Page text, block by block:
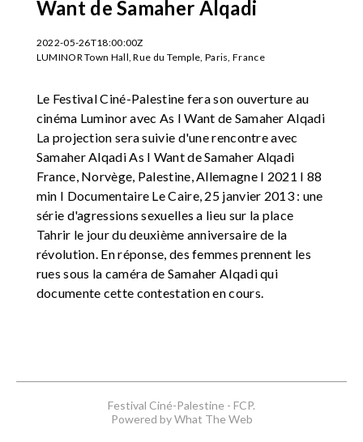
Want de Samaher Alqadi
2022-05-26T18:00:00Z
LUMINOR Town Hall, Rue du Temple, Paris, France
Le Festival Ciné-Palestine fera son ouverture au
cinéma Luminor avec As I Want de Samaher Alqadi
La projection sera suivie d'une rencontre avec
Samaher Alqadi As I Want de Samaher Alqadi
France, Norvège, Palestine, Allemagne I 2021 I 88
min I Documentaire Le Caire, 25 janvier 2013 : une
série d'agressions sexuelles a lieu sur la place
Tahrir le jour du deuxième anniversaire de la
révolution. En réponse, des femmes prennent les
rues sous la caméra de Samaher Alqadi qui
documente cette contestation en cours.
Festival Ciné-Palestine - FCP.
Powered by What The Web